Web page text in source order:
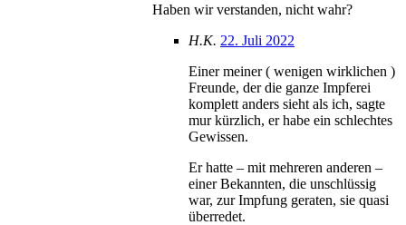
Haben wir verstanden, nicht wahr?
H.K. 22. Juli 2022
Einer meiner ( wenigen wirklichen )
Freunde, der die ganze Impferei
komplett anders sieht als ich, sagte
mur kürzlich, er habe ein schlechtes
Gewissen.
Er hatte – mit mehreren anderen –
einer Bekannten, die unschlüssig
war, zur Impfung geraten, sie quasi
überredet.